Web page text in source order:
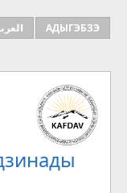
АДЫГЭБЗЭ